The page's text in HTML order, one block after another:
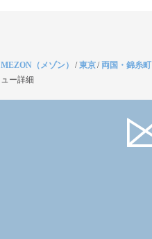
MEZON（メゾン） /東京/ 両国・錦糸
ュー詳細